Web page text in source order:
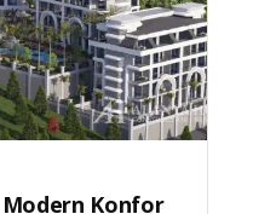
Modern Konfor